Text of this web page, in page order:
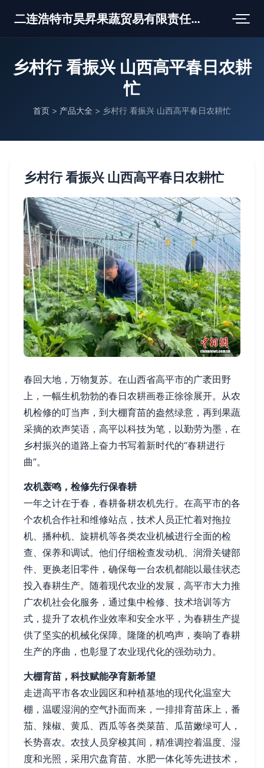
二连浩特市昊昇果蔬贸易有限责任公司
乡村行 看振兴 山西高平春日农耕
忙
首页 > 产品大全 > 乡村行 看振兴 山西高平春日农耕忙
乡村行 看振兴 山西高平春日农耕忙
春回大地，万物复苏。在山西省高平市的广袤田野
上，一幅生机勃勃的春日农耕画卷正徐徐展开。从农
机检修的叮当声，到大棚育苗的盎然绿意，再到果蔬
采摘的欢声笑语，高平以科技为笔，以勤劳为墨，在
乡村振兴的道路上奋力书写着新时代的“春耕进行
曲”。
农机轰鸣，检修先行保春耕
一年之计在于春，春耕备耕农机先行。在高平市的各
个农机合作社和维修站点，技术人员正忙着对拖拉
机、播种机、旋耕机等各类农业机械进行全面的检
查、保养和调试。他们仔细检查发动机、润滑关键部
件、更换老旧零件，确保每一台农机都能以最佳状态
投入春耕生产。随着现代农业的发展，高平市大力推
广农机社会化服务，通过集中检修、技术培训等方
式，提升了农机作业效率和安全水平，为春耕生产提
供了坚实的机械化保障。隆隆的机鸣声，奏响了春耕
生产的序曲，也彰显了农业现代化的强劲动力。
大棚育苗，科技赋能孕育新希望
走进高平市各农业园区和种植基地的现代化温室大
棚，温暖湿润的空气扑面而来，一排排育苗床上，番
茄、辣椒、黄瓜、西瓜等各类菜苗、瓜苗嫩绿可人，
长势喜农。农技人员穿梭其间，精准调控着温度、湿
度和光照，采用穴盘育苗、水肥一体化等先进技术，